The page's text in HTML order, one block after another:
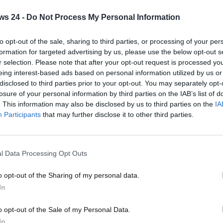
24 - Do Not Process My Personal Information
opt-out of the sale, sharing to third parties, or processing of your
for targeted advertising by us, please use the below opt-out
selection. Please note that after your opt-out request is processed
interest-based ads based on personal information utilized by us
to third parties prior to your opt-out. You may separately
of your personal information by third parties on the IAB’s list of
This information may also be disclosed by us to third parties on the
Participants that may further disclose it to other third parties.
Data Processing Opt Outs
opt-out of the Sharing of my personal data.
opt-out of the Sale of my Personal Data.
ripartenza Razgatlioglu e Bautista danno vita a un bel
quarto giro e il nordirlandese lo supera portandosi in
Rea rischia grosso dopo aver passato lo spagnolo ma
(Pata Yamaha Prometeon WorldSBK) ne approfitta per
2 Bautista partirà decimo. Rea in Superpole Race
di appena un decimo: sesto posto per Xavi Vierge (Team
perde terreno in curva 1 finendo largo e scivola indietro
alle due BMW di Michael van der Mark (ROKiT
box Scott Redding mentre Dominique Aegerter (GYTR
per la classifica completa cliccaqui:
+1.110